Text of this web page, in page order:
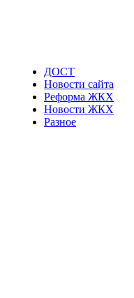
ДОСТ
Новости сайта
Реформа ЖКХ
Новости ЖКХ
Разное